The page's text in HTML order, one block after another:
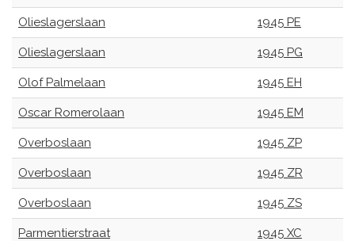
Olieslagerslaan 1945 PE
Olieslagerslaan 1945 PG
Olof Palmelaan 1945 EH
Oscar Romerolaan 1945 EM
Overboslaan 1945 ZP
Overboslaan 1945 ZR
Overboslaan 1945 ZS
Parmentierstraat 1945 XC